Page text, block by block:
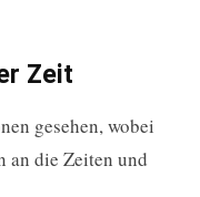
Zeit
gesehen, wobei
an die Zeiten und